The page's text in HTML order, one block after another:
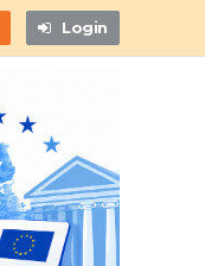
Login